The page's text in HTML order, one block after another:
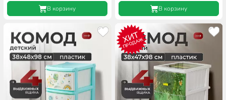
В корзину В корзину
ХИТ
ПРОДАЖ